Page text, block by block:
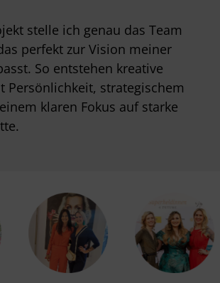
stelle ich genau das Team
perfekt zur Vision meiner
So entstehen kreative
Persönlichkeit, strategischem
klaren Fokus auf starke